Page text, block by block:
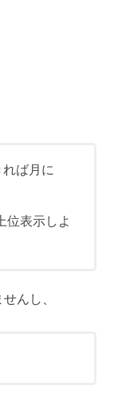
ば月に
表示しよ
んし、